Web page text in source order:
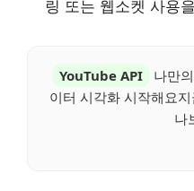
링 또는 웹소켓 사용
YouTube API
나만
이터 시각화 시작해요
나